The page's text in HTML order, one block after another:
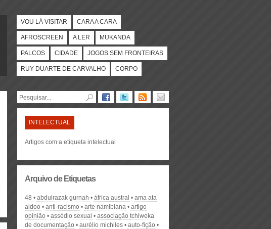
VOU LÁ VISITAR CARA A CARA
AFROSCREEN A LER MUKANDA
PALCOS CIDADE JOGOS SEM FRONTEIRAS
RUY DUARTE DE CARVALHO CORPO
INTELECTUAL
Artigos com a etiqueta intelectual
Arquivo de Etiquetas
48 abdulrazak gurnah áfrica austral
ama ata
aidoo
anti-racismo arte namibiana
artigo
opinião
assédio sexual
associação tchiweka
de documentação
aurélio michiles
auto-fição